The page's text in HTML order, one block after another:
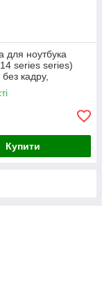
для ноутбука
series series)
кадру,
клавіш (RGB 4)
Купити